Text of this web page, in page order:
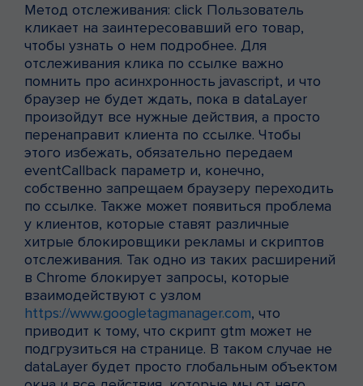
Метод отслеживания: click Пользователь
кликает на заинтересовавший его товар,
чтобы узнать о нем подробнее. Для
отслеживания клика по ссылке важно
помнить про асинхронность javascript, и что
браузер не будет ждать, пока в dataLayer
произойдут все нужные действия, а просто
перенаправит клиента по ссылке. Чтобы
этого избежать, обязательно передаем
eventCallback параметр и, конечно,
собственно запрещаем браузеру переходить
по ссылке. Также может появиться проблема
у клиентов, которые ставят различные
хитрые блокировщики рекламы и скриптов
отслеживания. Так одно из таких расширений
в Chrome блокирует запросы, которые
взаимодействуют с узлом
https://www.googletagmanager.com, что
приводит к тому, что скрипт gtm может не
подгрузиться на странице. В таком случае не
dataLayer будет просто глобальным объектом